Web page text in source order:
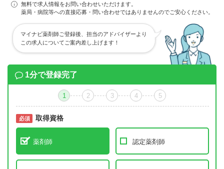
無料で求人情報をお問い合わせいただけます。
薬局・病院等への直接応募・問い合わせではありませんのでご安心ください。
マイナビ薬剤師ご登録後、担当のアドバイザーより
この求人についてご案内差し上げます！
1分で登録完了
1 2 3 4 5
必須 取得資格
薬剤師 認定薬剤師